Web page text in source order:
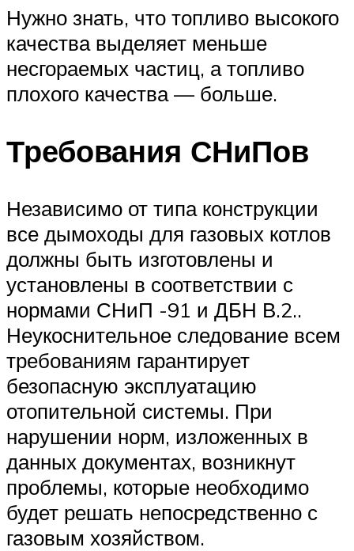
Нужно знать, что топливо высокого
качества выделяет меньше
несгораемых частиц, а топливо
плохого качества — больше.
Требования СНиПов
Независимо от типа конструкции
все дымоходы для газовых котлов
должны быть изготовлены и
установлены в соответствии с
нормами СНиП -91 и ДБН В.2..
Неукоснительное следование всем
требованиям гарантирует
безопасную эксплуатацию
отопительной системы. При
нарушении норм, изложенных в
данных документах, возникнут
проблемы, которые необходимо
будет решать непосредственно с
газовым хозяйством.